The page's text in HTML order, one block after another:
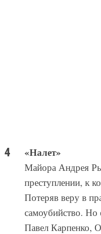
«Налет»
Майора Андрея
преступлении, к
Потеряв веру в
самоубийство.
Павел Карпенко,